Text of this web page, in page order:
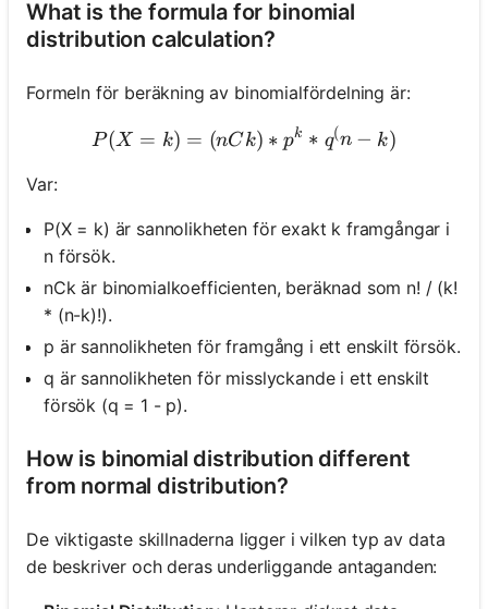
frågor
din
fråga
What is the formula for binomial
distribution calculation?
Formeln för beräkning av binomialfördelning är:
P(X = k) = (nCk) * p^k *
P(X = k) = (nCk) ∗ pk ∗ q(n − k)
Var:
P(X = k) är sannolikheten för exakt k framgångar i
n försök.
nCk är binomialkoefficienten, beräknad som n! / (k!
* (n-k)!).
p är sannolikheten för framgång i ett enskilt försök.
q är sannolikheten för misslyckande i ett enskilt
försök (q = 1 - p).
How is binomial distribution different
from normal distribution?
De viktigaste skillnaderna ligger i vilken typ av data
de beskriver och deras underliggande antaganden: